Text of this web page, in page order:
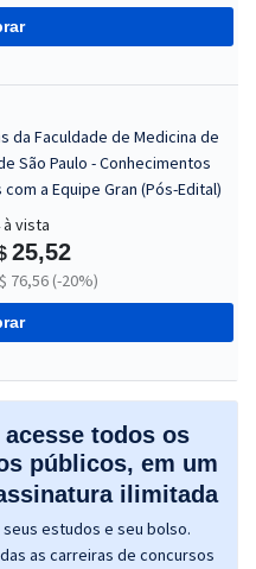
da Faculdade de Medicina de
São Paulo - Conhecimentos
a Equipe Gran (Pós-Edital)
à vista
25,52
76,56 (-20%)
todos os
públicos, em um
estudos e seu bolso.
as carreiras de concursos